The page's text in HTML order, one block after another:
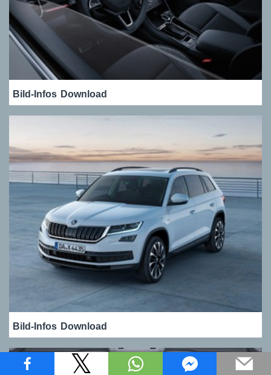
Bild-Infos Download
Bild-Infos Download